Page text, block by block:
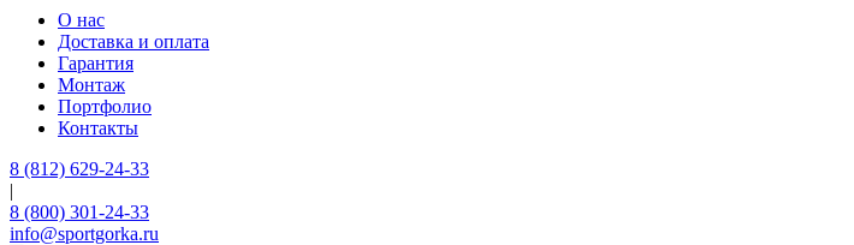
О нас
Доставка и оплата
Гарантия
Монтаж
Портфолио
Контакты
8 (812) 629-24-33
|
8 (800) 301-24-33
info@sportgorka.ru